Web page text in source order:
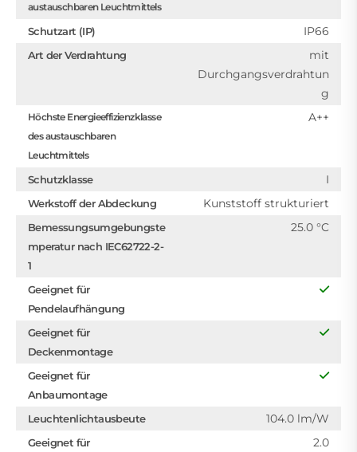
austauschbaren Leuchtmittels
Schutzart (IP) IP66
Art der Verdrahtung
mit
Durchgangsverdrahtun
g
Höchste Energieeffizienzklasse
des austauschbaren
Leuchtmittels
A++
Schutzklasse I
Werkstoff der Abdeckung Kunststoff strukturiert
Bemessungsumgebungste
mperatur nach IEC62722-2-
1
25.0 °C
Geeignet für
Pendelaufhängung
Geeignet für
Deckenmontage
Geeignet für
Anbaumontage
Leuchtenlichtausbeute
104.0 lm/W
Geeignet für
2.0